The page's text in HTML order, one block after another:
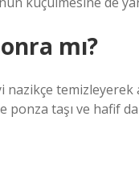
mı?
temizleyerek
ponza taşı ve hafif